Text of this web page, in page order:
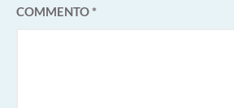
COMMENTO*